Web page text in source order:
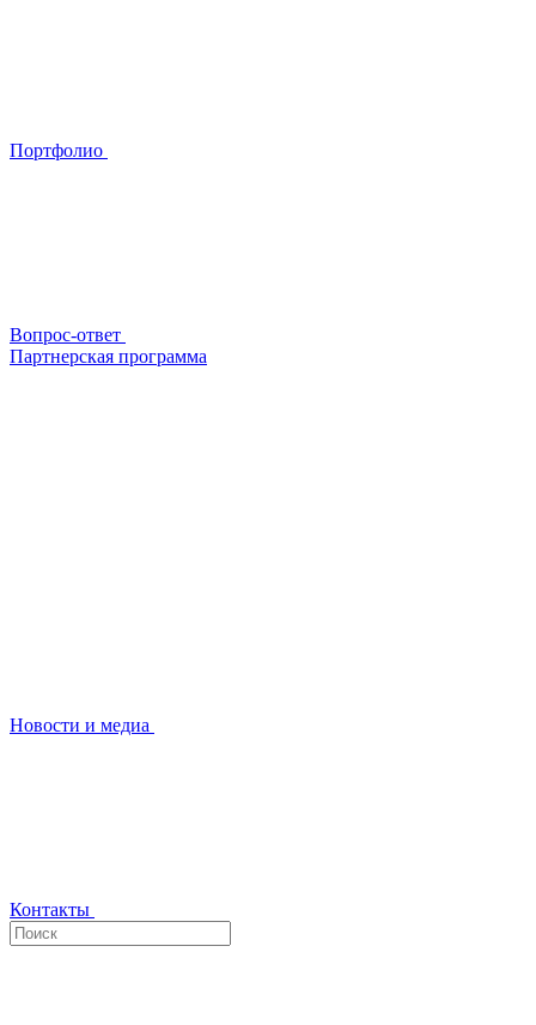
Портфолио
Вопрос-ответ
Партнерская программа
Новости и медиа
Контакты